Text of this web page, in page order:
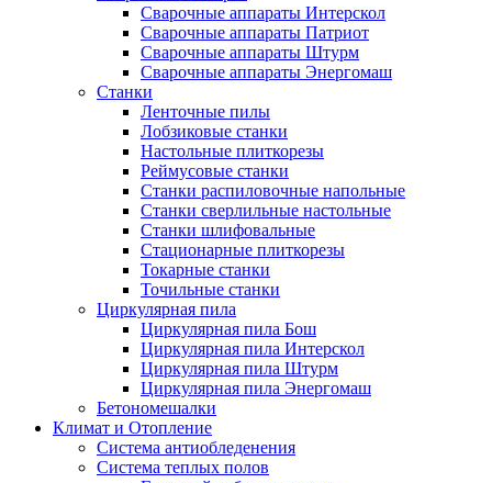
Сварочные аппараты Интерскол
Сварочные аппараты Патриот
Сварочные аппараты Штурм
Сварочные аппараты Энергомаш
Станки
Ленточные пилы
Лобзиковые станки
Настольные плиткорезы
Реймусовые станки
Станки распиловочные напольные
Станки сверлильные настольные
Станки шлифовальные
Стационарные плиткорезы
Токарные станки
Точильные станки
Циркулярная пила
Циркулярная пила Бош
Циркулярная пила Интерскол
Циркулярная пила Штурм
Циркулярная пила Энергомаш
Бетономешалки
Климат и Отопление
Система антиобледенения
Система теплых полов